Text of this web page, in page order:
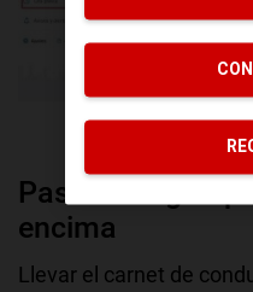
Así es
Pasos a seguir
encima
Llevar el carnet de